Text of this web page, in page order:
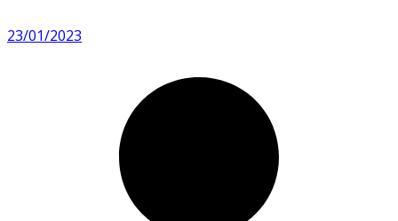
23/01/2023